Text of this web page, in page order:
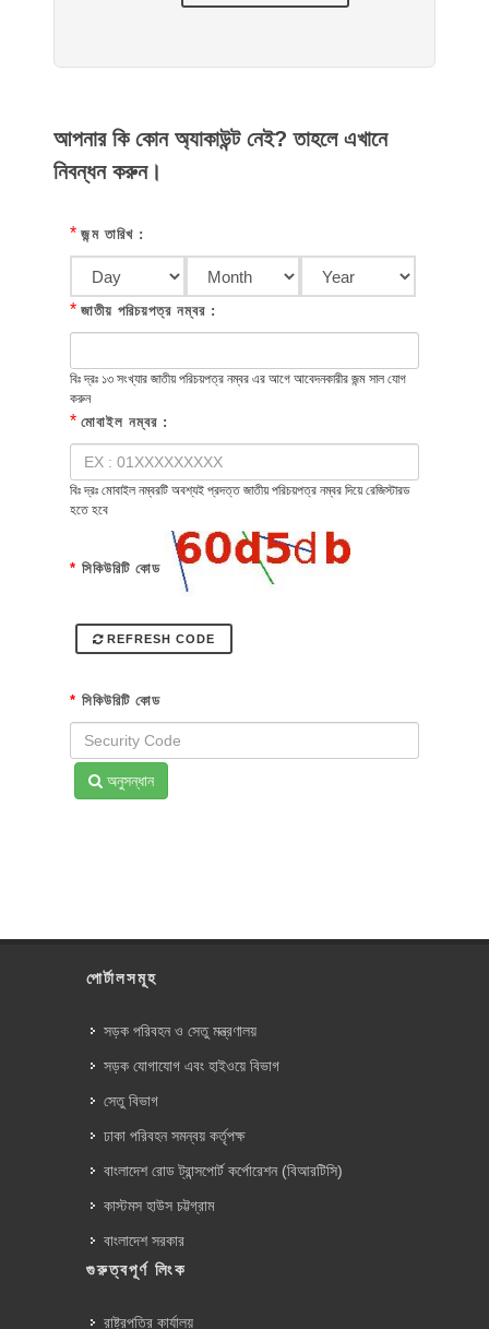
আপনার কি কোন অ্যাকাউন্ট নেই? তাহলে এখানে
নিবন্ধন করুন।
* জন্ম তারিখ :
* জাতীয় পরিচয়পত্র নম্বর :
বিঃ দ্রঃ ১৩ সংখ্যার জাতীয় পরিচয়পত্র নম্বর এর আগে আবেদনকারীর জন্ম সাল যোগ
করুন
* মোবাইল নম্বর :
বিঃ দ্রঃ মোবাইল নম্বরটি অবশ্যই প্রদত্ত জাতীয় পরিচয়পত্র নম্বর দিয়ে রেজিস্টারড
হতে হবে
* সিকিউরিটি কোড
REFRESH CODE
* সিকিউরিটি কোড
অনুসন্ধান
পোর্টালসমূহ
সড়ক পরিবহন ও সেতু মন্ত্রণালয়
সড়ক যোগাযোগ এবং হাইওয়ে বিভাগ
সেতু বিভাগ
ঢাকা পরিবহন সমন্বয় কর্তৃপক্ষ
বাংলাদেশ রোড ট্রান্সপোর্ট কর্পোরেশন (বিআরটিসি)
কাস্টমস হাউস চট্টগ্রাম
বাংলাদেশ সরকার
গুরুত্বপূর্ণ লিংক
রাষ্ট্রপতির কার্যালয়